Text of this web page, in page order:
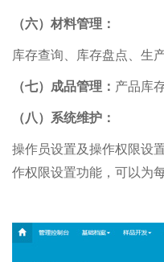
（六）材料管理：
库存查询、库存盘点、生
（七）成品管理： 产品库
（八）系统维护：
操作员设置及操作权限设
作权限设置功能，可以为